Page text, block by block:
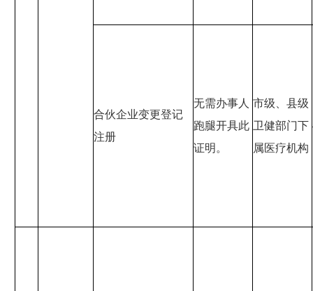
合伙企业变更登记
注册
无需办事人
跑腿开具此
证明。
市级、县级
卫健部门下
属医疗机构